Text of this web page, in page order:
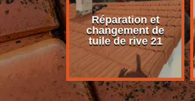
de
21
Réparation et
changement de
tuile de rive 21